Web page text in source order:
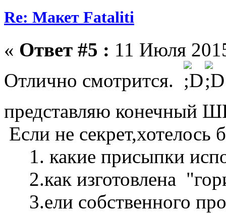
Re: Макет Fataliti
« Ответ #5 : 11 Июля
Отлично смотрится.
представляю
Если не секрет,хотелось
1. какие присыпки
2.как изготовлена
3.ели собственного